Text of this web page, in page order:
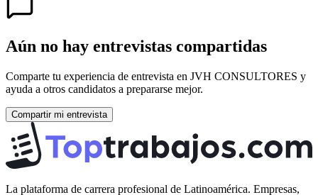
Aún no hay entrevistas compartidas
Comparte tu experiencia de entrevista en JVH CONSULTORES y
ayuda a otros candidatos a prepararse mejor.
Compartir mi entrevista
La plataforma de carrera profesional de Latinoamérica. Empresas,